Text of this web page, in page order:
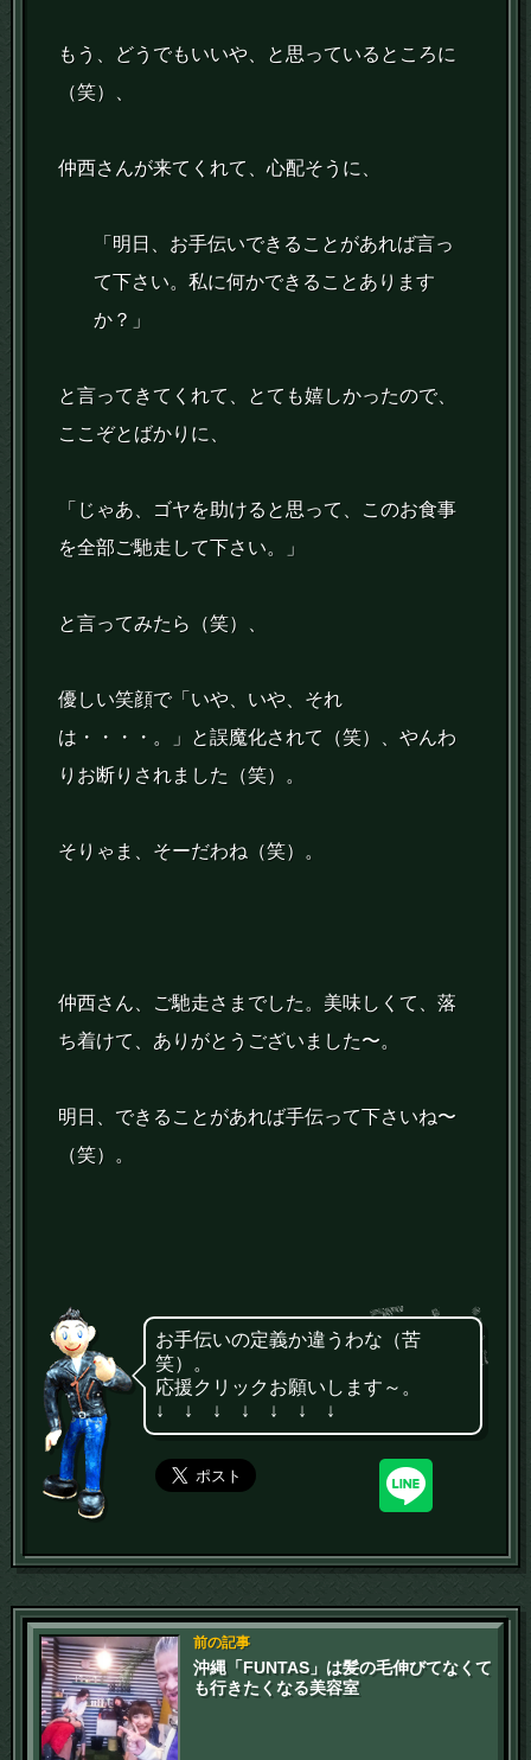
もう、どうでもいいや、と思っているところに
（笑）、
仲西さんが来てくれて、心配そうに、
「明日、お手伝いできることがあれば言っ
て下さい。私に何かできることあります
か？」
と言ってきてくれて、とても嬉しかったので、
ここぞとばかりに、
「じゃあ、ゴヤを助けると思って、このお食事
を全部ご馳走して下さい。」
と言ってみたら（笑）、
優しい笑顔で「いや、いや、それ
は・・・・。」と誤魔化されて（笑）、やんわ
りお断りされました（笑）。
そりゃま、そーだわね（笑）。
仲西さん、ご馳走さまでした。美味しくて、落
ち着けて、ありがとうございました〜。
明日、できることがあれば手伝って下さいね〜
（笑）。
お手伝いの定義か違うわな（苦
笑）。
応援クリックお願いします～。
↓ ↓ ↓ ↓ ↓ ↓ ↓
前の記事
沖縄「FUNTAS」は髪の毛伸びてなくて
も行きたくなる美容室